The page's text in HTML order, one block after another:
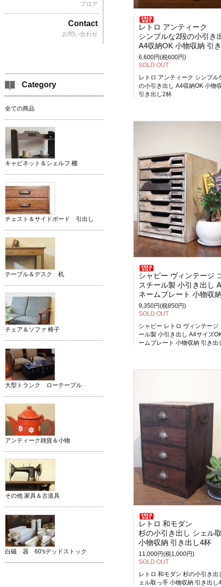
レトロ アンティーク
シンプルな2段の小引き
A4収納OK 小物収納 引き出し2杯
6,600円(税600円)
SOLD OUT
レトロ アンティーク シンプル
の小引き出し A4収納OK 小物
引き出し2杯
シャビー ヴィンテージ コク
スチール製 小引き出し A4サイズ
ネームプレート 小物収納 引き出し7
9,350円(税850円)
SOLD OUT
シャビー レトロ ヴィンテージ
ール製 小引き出し A4サイズ
ームプレート 小物収納 引き出
レトロ 和モダン
杉の小引き出し シェル取っ
小物収納 引き出し4杯
11,000円(税1,000円)
SOLD OUT
レトロ 和モダン 杉の小引き出
ェル取っ手 小物収納 引き出し
ブログ
Contact
お問い合わせ
Category
全ての商品
キャビネット＆シェルフ 棚
チェスト＆サイドボード 引出し
テーブル＆デスク 机
チェア＆ソファ 椅子
大型トランク ローテーブル
アンティーク雑貨＆小物
その他 家具＆古道具
白磁 器 60'sデッドストック